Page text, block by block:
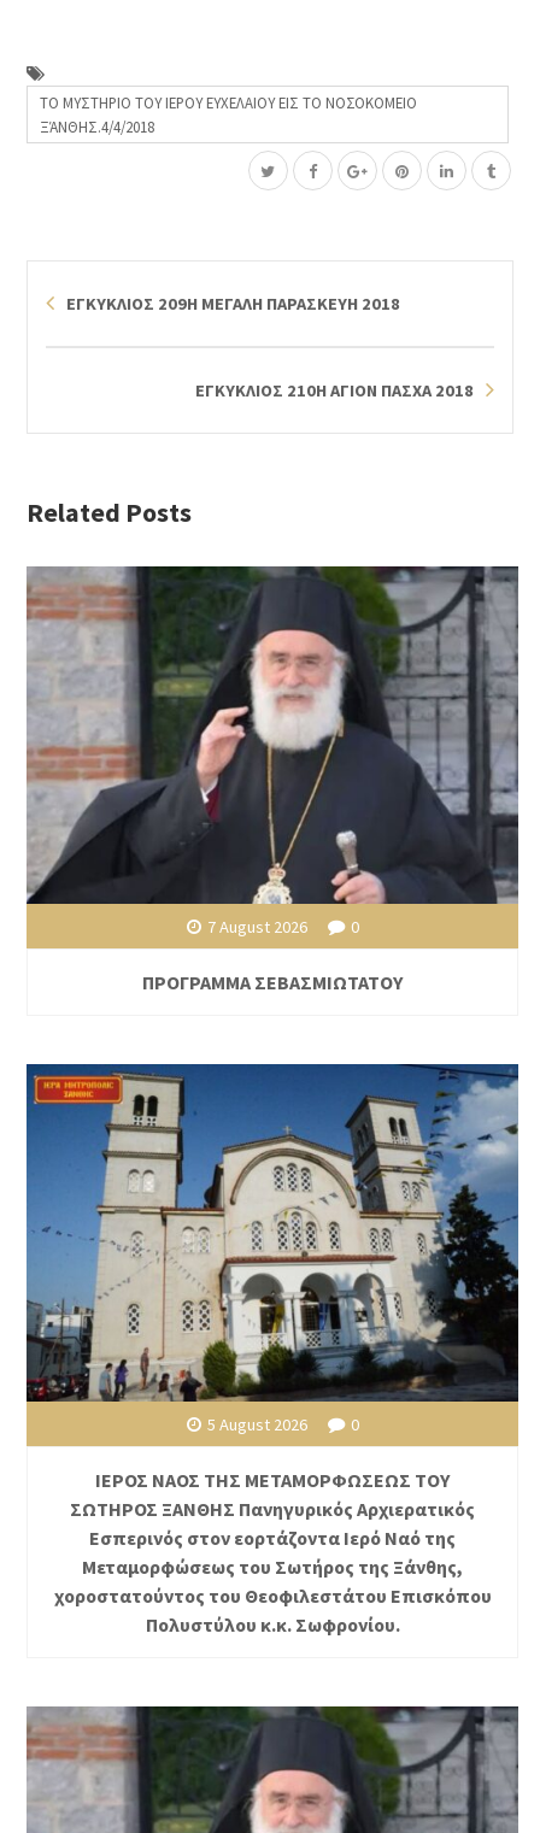
ΤΟ ΜΥΣΤΗΡΙΟ ΤΟΥ ΙΕΡΟΥ ΕΥΧΕΛΑΙΟΥ ΕΙΣ ΤΟ ΝΟΣΟΚΟΜΕΙΟ
ΞΆΝΘΗΣ.4/4/2018
ΕΓΚΥΚΛΙΟΣ 209Η ΜΕΓΑΛΗ ΠΑΡΑΣΚΕΥΗ 2018
ΕΓΚΥΚΛΙΟΣ 210Η ΑΓΙΟΝ ΠΑΣΧΑ 2018
Related Posts
7 August 2026 0
ΠΡΟΓΡΑΜΜΑ ΣΕΒΑΣΜΙΩΤΑΤΟΥ
5 August 2026 0
ΙΕΡΟΣ ΝΑΟΣ ΤΗΣ ΜΕΤΑΜΟΡΦΩΣΕΩΣ ΤΟΥ
ΣΩΤΗΡΟΣ ΞΑΝΘΗΣ Πανηγυρικός Αρχιερατικός
Εσπερινός στον εορτάζοντα Ιερό Ναό της
Μεταμορφώσεως του Σωτήρος της Ξάνθης,
χοροστατούντος του Θεοφιλεστάτου Επισκόπου
Πολυστύλου κ.κ. Σωφρονίου.